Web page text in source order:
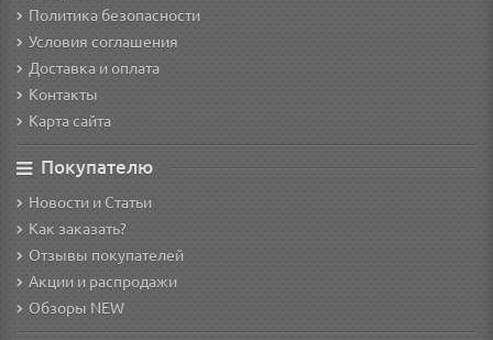
Политика безопасности
Условия соглашения
Доставка и оплата
Контакты
Карта сайта
Покупателю
Новости и Статьи
Как заказать?
Отзывы покупателей
Акции и распродажи
Обзоры NEW